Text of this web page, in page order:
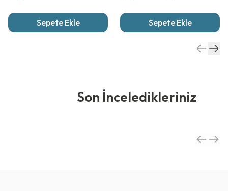
Sepete Ekle Sepete Ekle
Son İnceledikleriniz